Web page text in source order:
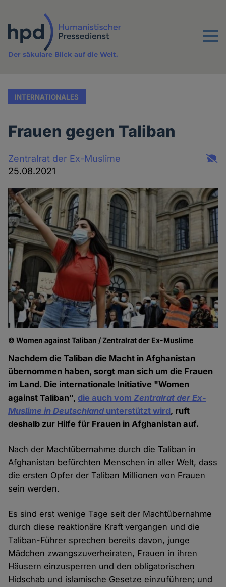
Inhalt
Menu
Der säkulare Blick auf die Welt.
INTERNATIONALES
Frauen gegen Taliban
Zentralrat der Ex-Muslime
25.08.2021
© Women against Taliban / Zentralrat der Ex-Muslime
Nachdem die Taliban die Macht in Afghanistan
übernommen haben, sorgt man sich um die Frauen
im Land. Die internationale Initiative "Women
against Taliban",die auch vomZentralrat der Ex-
Muslime in Deutschlandunterstützt wird, ruft
deshalb zur Hilfe für Frauen in Afghanistan auf.
Nach der Machtübernahme durch die Taliban in
Afghanistan befürchten Menschen in aller Welt, dass
die ersten Opfer der Taliban Millionen von Frauen
sein werden.
Es sind erst wenige Tage seit der Machtübernahme
durch diese reaktionäre Kraft vergangen und die
Taliban-Führer sprechen bereits davon, junge
Mädchen zwangszuverheiraten, Frauen in ihren
Häusern einzusperren und den obligatorischen
Hidschab und islamische Gesetze einzuführen; und